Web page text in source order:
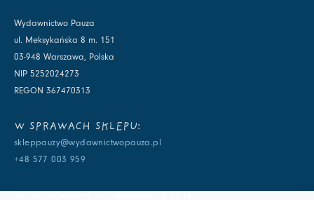
Wydawnictwo Pauza
ul. Meksykańska 8 m. 151
03-948 Warszawa, Polska
NIP 5252024273
REGON 367470313
W SPRAWACH SKLEPU:
skleppauzy@wydawnictwopauza.pl
+48 577 003 959